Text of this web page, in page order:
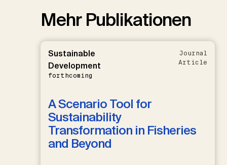
Mehr Publikationen
Sustainable
Development
forthcoming
Journal
Article
A Scenario Tool for
Sustainability
Transformation in Fisheries
and Beyond